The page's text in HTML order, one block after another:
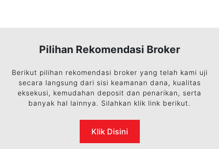
Pilihan Rekomendasi Broker
Berikut pilihan rekomendasi broker yang telah kami uji
secara langsung dari sisi keamanan dana, kualitas
eksekusi, kemudahan deposit dan penarikan, serta
banyak hal lainnya. Silahkan klik link berikut.
Klik Disini